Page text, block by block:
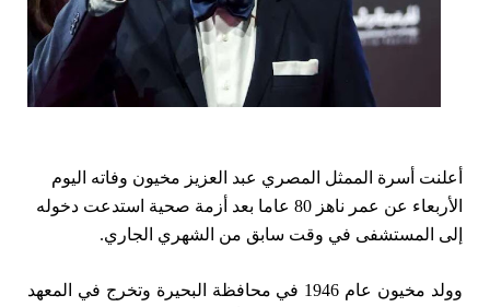
أعلنت أسرة الممثل المصري عبد العزيز مخيون وفاته اليوم
الأربعاء عن عمر ناهز 80 ‌عاما بعد أزمة صحية استدعت دخوله
إلى المستشفى في وقت سابق من الشهري الجاري.
وولد مخيون عام 1946 في محافظة البحيرة وتخرج في المعهد